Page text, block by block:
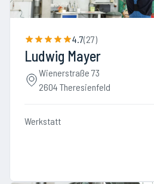
4.7(27)
Ludwig Mayer
Wienerstraße 73
2604 Theresienfeld
Werkstatt